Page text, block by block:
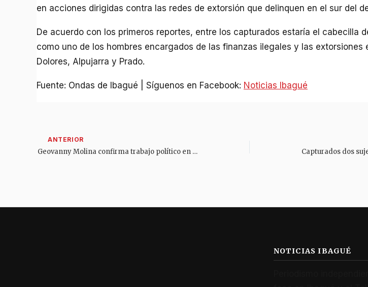
en acciones dirigidas contra las redes de extorsión que delinquen en el sur del
De acuerdo con los primeros reportes, entre los capturados estaría el cabecilla
como uno de los hombres encargados de las finanzas ilegales y las extorsiones
Dolores, Alpujarra y Prado.
Fuente: Ondas de Ibagué | Síguenos en Facebook: Noticias Ibagué
Geovanny Molina confirma trabajo político en el Tolima y respalda decisión que tome el barretismo
NOTICIAS IBAGUÉ